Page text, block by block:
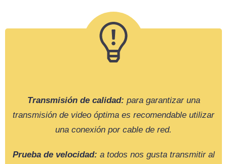
Transmisión de calidad: para garantizar una
transmisión de video óptima es recomendable utilizar
una conexión por cable de red.
Prueba de velocidad: a todos nos gusta transmitir al